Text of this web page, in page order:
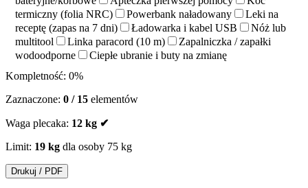
termiczny (folia NRC)
Powerbank naładowany
Leki na
receptę (zapas na 7 dni)
Ładowarka i kabel USB
Nóż lub
multitool
Linka paracord (10 m)
Zapalniczka / zapałki
wodoodporne
Ciepłe ubranie i buty na zmianę
Kompletność: 0%
Zaznaczone: 0 / 15 elementów
Waga plecaka: 12 kg ✔
Limit: 19 kg dla osoby 75 kg
Drukuj / PDF